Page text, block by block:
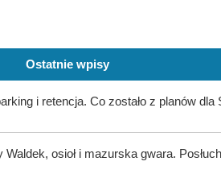
Ostatnie wpisy
i retencja. Co zostało z planów dla
Waldek, osioł i mazurska gwara.